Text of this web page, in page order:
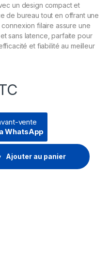
un design compact et
de bureau tout en offrant une
connexion filaire assure une
sans latence, parfaite pour
et fiabilité au meilleur
vente
WhatsApp
quantity
Ajouter au panier